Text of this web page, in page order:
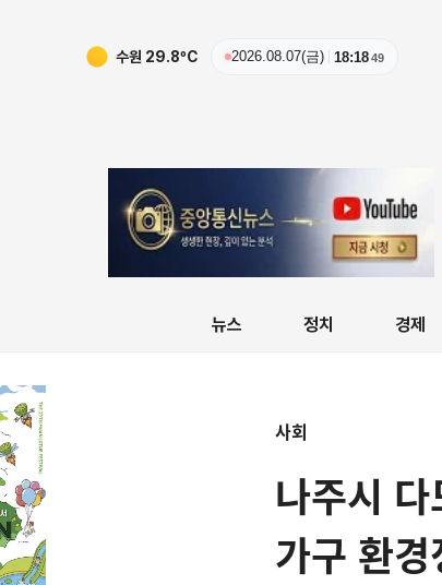
수원 29.8ºC 2026.08.07(금) 18:1850
뉴스 정치 경제
사회
나주시
가구 환경